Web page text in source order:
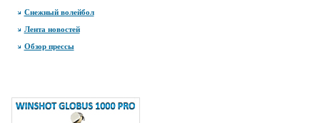
Снежный волейбол
Лента новостей
Обзор прессы